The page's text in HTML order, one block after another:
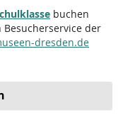
buchen
der
dresden.de